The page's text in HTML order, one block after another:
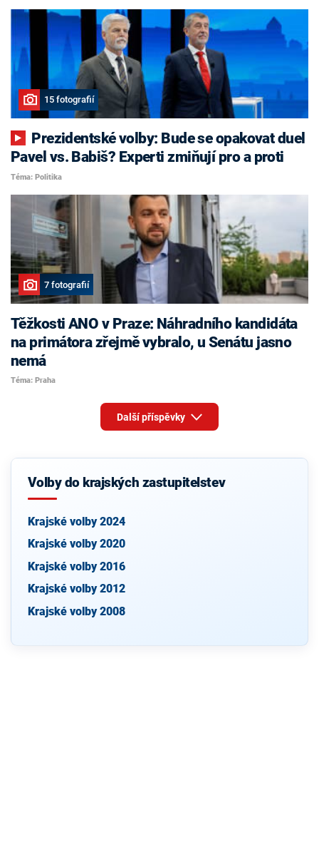
15 fotografií
Pavel vs. Babiš? Experti zmiňují pro a proti
Téma: Politika
7 fotografií
Těžkosti ANO v Praze: Náhradního kandidáta
na primátora zřejmě vybralo, u Senátu jasno
nemá
Téma: Praha
Další příspěvky
Volby do krajských zastupitelstev
Krajské volby 2024
Krajské volby 2020
Krajské volby 2016
Krajské volby 2012
Krajské volby 2008